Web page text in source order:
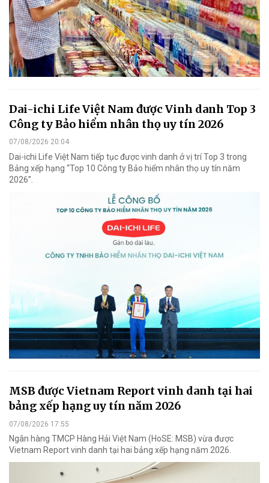
Dai-ichi Life Việt Nam được Vinh danh Top 3
Công ty Bảo hiểm nhân thọ uy tín 2026
07/08/2026 20:04
Dai-ichi Life Việt Nam tiếp tục được vinh danh ở vị trí Top 3 trong
Bảng xếp hạng “Top 10 Công ty Bảo hiểm nhân thọ uy tín năm
2026”.
MSB được Vietnam Report vinh danh tại hai
bảng xếp hạng uy tín năm 2026
07/08/2026 17:55
Ngân hàng TMCP Hàng Hải Việt Nam (HoSE: MSB) vừa được
Vietnam Report vinh danh tại hai bảng xếp hạng năm 2026.